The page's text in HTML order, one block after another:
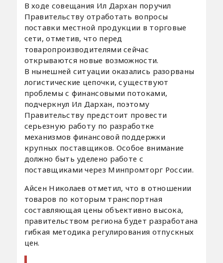
В ходе совещания Ил Дархан поручил
Правительству отработать вопросы
поставки местной продукции в торговые
сети, отметив, что перед
товаропроизводителями сейчас
открываются новые возможности.
В нынешней ситуации оказались разорваны
логистические цепочки, существуют
проблемы с финансовыми потоками,
подчеркнул Ил Дархан, поэтому
Правительству предстоит провести
серьезную работу по разработке
механизмов финансовой поддержки
крупных поставщиков. Особое внимание
должно быть уделено работе с
поставщиками через Минпромторг России.
Айсен Николаев отметил, что в отношении
товаров по которым транспортная
составляющая цены объективно высока,
правительством региона будет разработана
гибкая методика регулирования отпускных
цен.